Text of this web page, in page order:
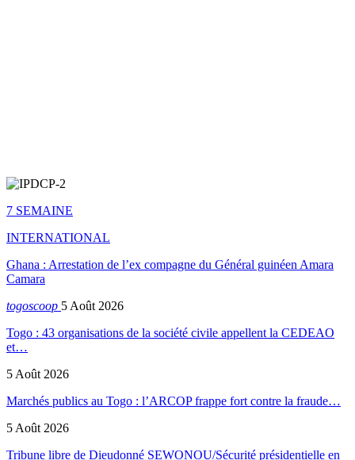
7 SEMAINE
INTERNATIONAL
Ghana : Arrestation de l’ex compagne du Général guinéen Amara
Camara
togoscoop 5 Août 2026
Togo : 43 organisations de la société civile appellent la CEDEAO
et…
5 Août 2026
Marchés publics au Togo : l’ARCOP frappe fort contre la fraude…
5 Août 2026
Tribune libre de Dieudonné SEWONOU/Sécurité présidentielle en